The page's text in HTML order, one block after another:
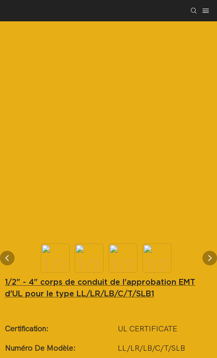
1/2" - 4" corps de conduit de l'approbation EMT
d'UL pour le type LL/LR/LB/C/T/SLB1
Certification: UL CERTIFICATE
Numéro De Modèle: LL/LR/LB/C/T/SLB